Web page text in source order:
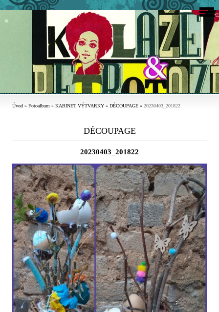
Úvod » Fotoalbum » KABINET VÝTVARKY » DÉCOUPAGE » 20230403_201822
DÉCOUPAGE
20230403_201822